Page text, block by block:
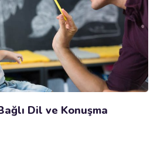
Dil ve Konuşma